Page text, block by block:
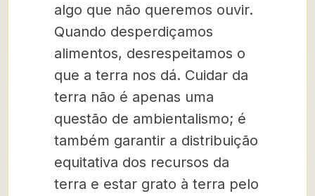
algo que não queremos ouvir.
Quando desperdiçamos
alimentos, desrespeitamos o
que a terra nos dá. Cuidar da
terra não é apenas uma
questão de ambientalismo; é
também garantir a distribuição
equitativa dos recursos da
terra e estar grato à terra pelo